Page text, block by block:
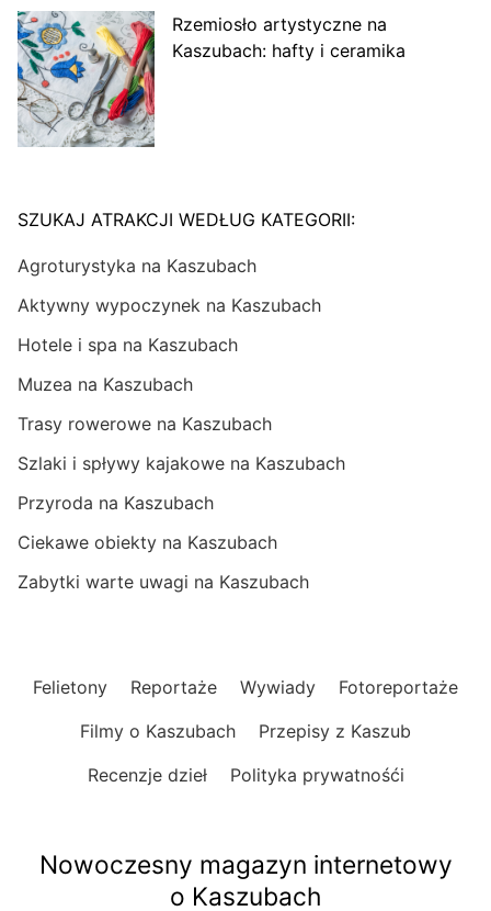
Rzemiosło artystyczne na
Kaszubach: hafty i ceramika
SZUKAJ ATRAKCJI WEDŁUG KATEGORII:
Agroturystyka na Kaszubach
Aktywny wypoczynek na Kaszubach
Hotele i spa na Kaszubach
Muzea na Kaszubach
Trasy rowerowe na Kaszubach
Szlaki i spływy kajakowe na Kaszubach
Przyroda na Kaszubach
Ciekawe obiekty na Kaszubach
Zabytki warte uwagi na Kaszubach
Felietony Reportaże Wywiady
Fotoreportaże
Filmy o Kaszubach
Przepisy z Kaszub
Recenzje dzieł
Polityka prywatnośći
Nowoczesny magazyn internetowy
o Kaszubach